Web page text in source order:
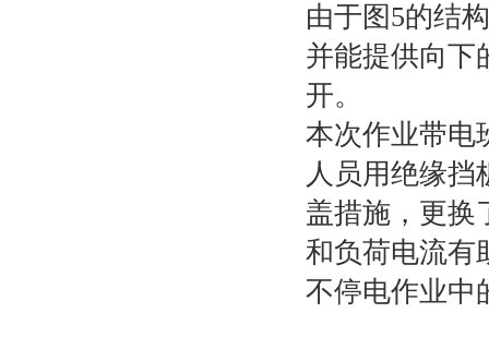
由于图 5的结
并能提供向下
开。
本次作业带电
人员用绝缘挡
盖措施，更换
和负荷电流有
不停电作业中